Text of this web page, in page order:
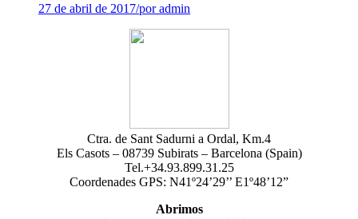
27 de abril de 2017/por admin
Ctra. de Sant Sadurni a Ordal, Km.4
Els Casots – 08739 Subirats – Barcelona (Spain)
Tel.+34.93.899.31.25
Coordenades GPS: N41º24’29’’ E1º48’12”
Abrimos